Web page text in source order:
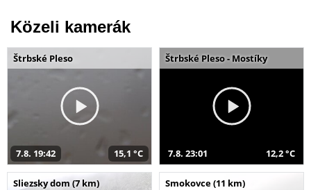
Közeli kamerák
Štrbské Pleso
7.8. 19:42 15,1 °C
Štrbské Pleso - Mostíky
7.8. 23:01 12,2 °C
Sliezsky dom (7 km) Smokovce (11 km)